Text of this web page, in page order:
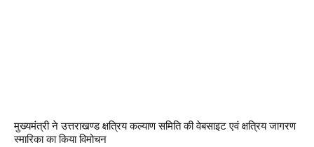
मुख्यमंत्री ने उत्तराखण्ड क्षत्रिय कल्याण समिति की वेबसाइट एवं क्षत्रिय जागरण
स्मारिका का किया विमोचन